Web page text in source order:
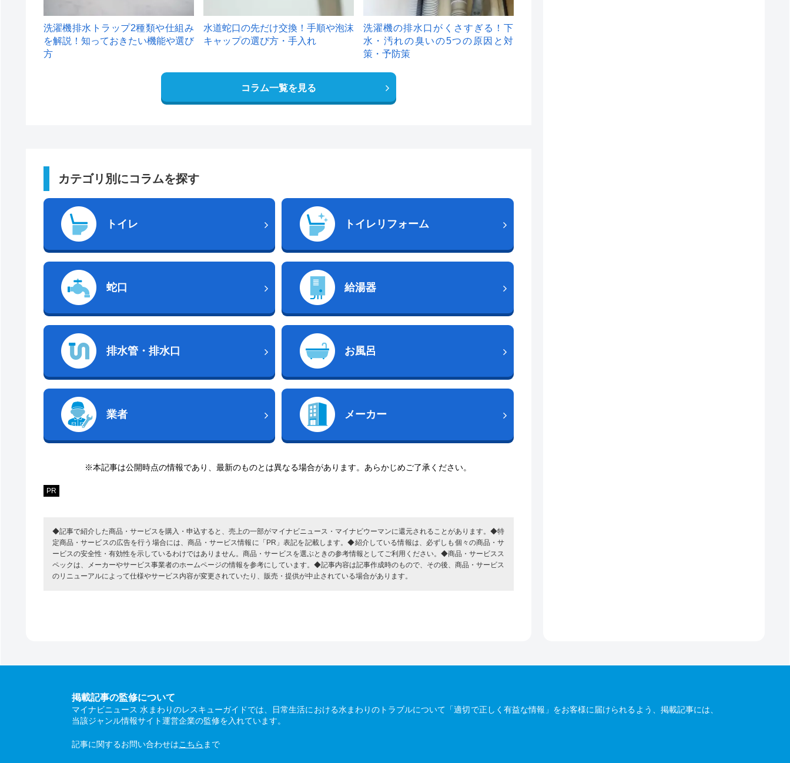
洗濯機排水トラップ2種類や仕組み
を解説！知っておきたい機能や選び
方
水道蛇口の先だけ交換！手順や泡沫
キャップの選び方・手入れ
洗濯機の排水口がくさすぎる！下
水・汚れの臭いの5つの原因と対
策・予防策
コラム一覧を見る
カテゴリ別にコラムを探す
トイレ トイレリフォーム
蛇口 給湯器
排水管・排水口 お風呂
業者 メーカー
※本記事は公開時点の情報であり、最新のものとは異なる場合があります。あらかじめご了承ください。
PR
◆記事で紹介した商品・サービスを購入・申込すると、売上の一部がマイナビニュース・マイナビウーマンに還元されることがあります。◆特
定商品・サービスの広告を行う場合には、商品・サービス情報に「PR」表記を記載します。◆紹介している情報は、必ずしも個々の商品・サ
ービスの安全性・有効性を示しているわけではありません。商品・サービスを選ぶときの参考情報としてご利用ください。◆商品・サービスス
ペックは、メーカーやサービス事業者のホームページの情報を参考にしています。◆記事内容は記事作成時のもので、その後、商品・サービス
のリニューアルによって仕様やサービス内容が変更されていたり、販売・提供が中止されている場合があります。
掲載記事の監修について
マイナビニュース 水まわりのレスキューガイドでは、日常生活における水まわりのトラブルについて「適切で正しく有益な情報」をお客様に届けられるよう、掲載記事には、
当該ジャンル情報サイト運営企業の監修を入れています。
記事に関するお問い合わせはこちら まで